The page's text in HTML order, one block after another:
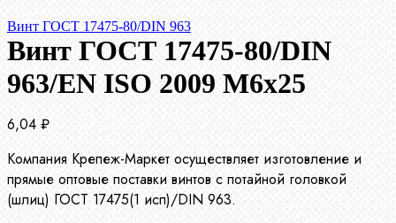
Винт ГОСТ 17475-80/DIN 963
Винт ГОСТ 17475-80/DIN
963/EN ISO 2009 М6х25
6,04 ₽
Компания Крепеж-Маркет осуществляет изготовление и
прямые оптовые поставки винтов с потайной головкой
(шлиц) ГОСТ 17475(1 исп)/DIN 963.